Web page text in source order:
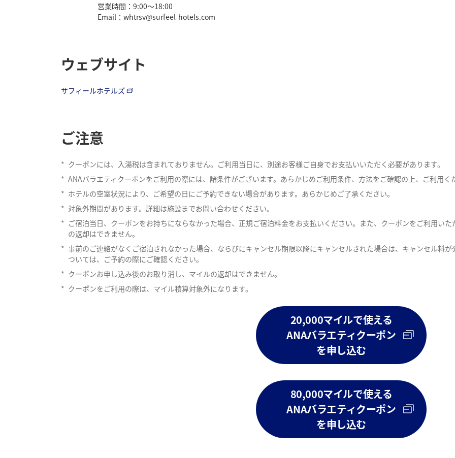
営業時間：9:00～18:00
Email：whtrsv@surfeel-hotels.com
ウェブサイト
サフィールホテルズ
ご注意
* クーポンには、入湯税は含まれておりません。ご利用当日に、別途お客様ご自身でお支払いいただく必要があります。
* ANAバラエティクーポンをご利用の際には、諸条件がございます。あらかじめご利用条件、方法をご確認の上、ご利用く
* ホテルの空室状況により、ご希望の日にご予約できない場合があります。あらかじめご了承ください。
* 対象外期間があります。詳細は施設までお問い合わせください。
* ご宿泊当日、クーポンをお持ちにならなかった場合、正規ご宿泊料金をお支払いください。また、クーポンをご利用い
の返却はできません。
* 事前のご連絡がなくご宿泊されなかった場合、ならびにキャンセル期限以降にキャンセルされた場合は、キャンセル料
ついては、ご予約の際にご確認ください。
* クーポンお申し込み後のお取り消し、マイルの返却はできません。
* クーポンをご利用の際は、マイル積算対象外になります。
20,000マイルで使える
ANAバラエティクーポン
を申し込む
80,000マイルで使える
ANAバラエティクーポン
を申し込む